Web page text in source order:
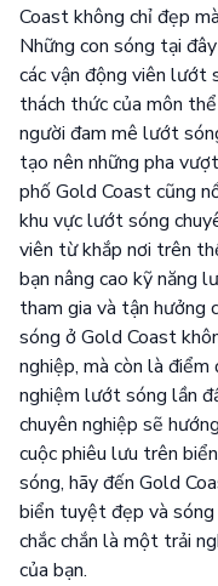
Coast không chỉ đẹp
Những con sóng tại
các vận động viên lướt
thách thức của môn
người đam mê lướt
tạo nên những pha
phố Gold Coast cũng
khu vực lướt sóng
viên từ khắp nơi trên
bạn nâng cao kỹ năng
tham gia và tận hưởng
sóng ở Gold Coast
nghiệp, mà còn là
nghiệm lướt sóng lần
chuyên nghiệp sẽ
cuộc phiêu lưu trên
sóng, hãy đến Gold
biển tuyệt đẹp và
chắc chắn là một trải
của bạn.